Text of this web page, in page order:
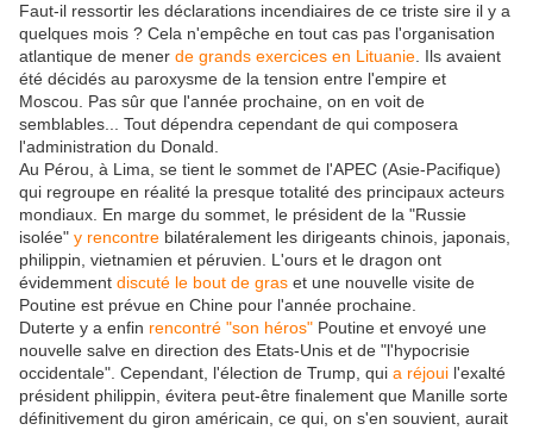
Faut-il ressortir les déclarations incendiaires de ce triste sire il y a
quelques mois ? Cela n'empêche en tout cas pas l'organisation
atlantique de mener de grands exercices en Lituanie . Ils avaient
été décidés au paroxysme de la tension entre l'empire et
Moscou. Pas sûr que l'année prochaine, on en voit de
semblables... Tout dépendra cependant de qui composera
l'administration du Donald.
Au Pérou, à Lima, se tient le sommet de l'APEC (Asie-Pacifique)
qui regroupe en réalité la presque totalité des principaux acteurs
mondiaux. En marge du sommet, le président de la "Russie
isolée" y rencontre bilatéralement les dirigeants chinois, japonais,
philippin, vietnamien et péruvien. L'ours et le dragon ont
évidemment discuté le bout de gras et une nouvelle visite de
Poutine est prévue en Chine pour l'année prochaine.
Duterte y a enfin rencontré "son héros" Poutine et envoyé une
nouvelle salve en direction des Etats-Unis et de "l'hypocrisie
occidentale". Cependant, l'élection de Trump, qui a réjoui l'exalté
président philippin, évitera peut-être finalement que Manille sorte
définitivement du giron américain, ce qui, on s'en souvient, aurait